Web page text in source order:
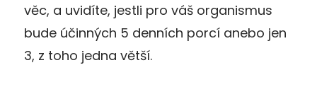
věc, a uvidíte, jestli pro váš organismus
bude účinných 5 denních porcí anebo jen
3, z toho jedna větší.